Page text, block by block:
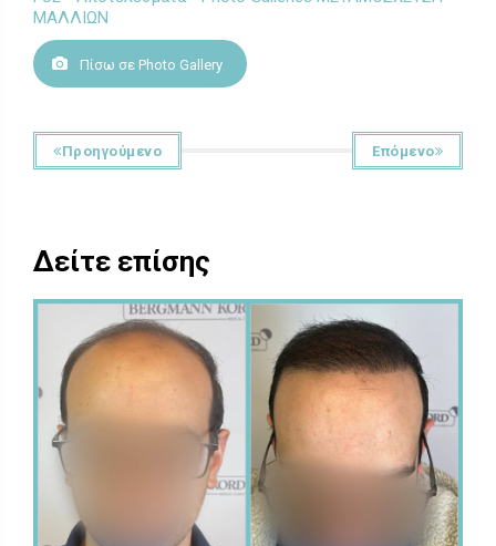
ΜΑΛΛΙΩΝ
Πίσω σε Photo Gallery
Προηγούμενο Επόμενο
Δείτε επίσης